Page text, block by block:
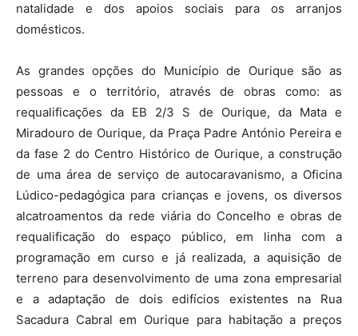
natalidade e dos apoios sociais para os arranjos
domésticos.
As grandes opções do Município de Ourique são as
pessoas e o território, através de obras como: as
requalificações da EB 2/3 S de Ourique, da Mata e
Miradouro de Ourique, da Praça Padre António Pereira e
da fase 2 do Centro Histórico de Ourique, a construção
de uma área de serviço de autocaravanismo, a Oficina
Lúdico-pedagógica para crianças e jovens, os diversos
alcatroamentos da rede viária do Concelho e obras de
requalificação do espaço público, em linha com a
programação em curso e já realizada, a aquisição de
terreno para desenvolvimento de uma zona empresarial
e a adaptação de dois edifícios existentes na Rua
Sacadura Cabral em Ourique para habitação a preços